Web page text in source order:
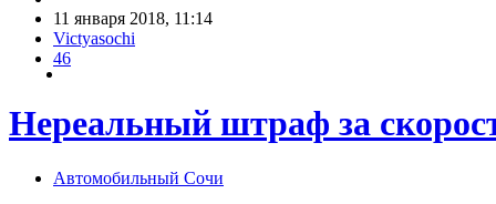
11 января 2018, 11:14
Victyasochi
46
Нереальный штраф за
Автомобильный Сочи